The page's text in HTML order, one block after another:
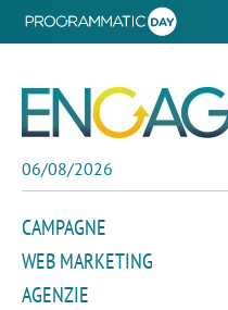
06/08/2026
CAMPAGNE
WEB MARKETING
AGENZIE